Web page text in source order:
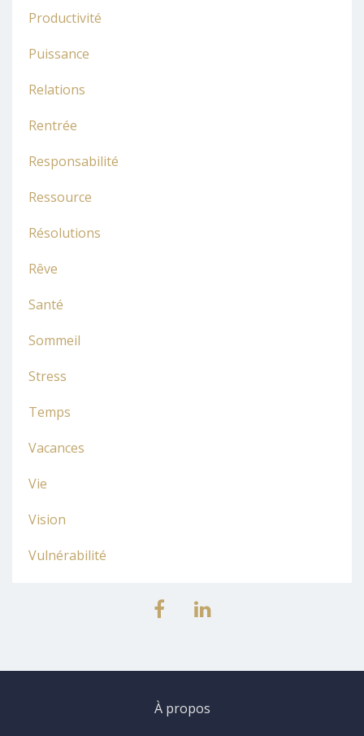
Productivité
Puissance
Relations
Rentrée
Responsabilité
Ressource
Résolutions
Rêve
Santé
Sommeil
Stress
Temps
Vacances
Vie
Vision
Vulnérabilité
À propos